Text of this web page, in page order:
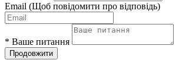
Email (Щоб повідомити про відповідь)
* Ваше питання
Продовжити